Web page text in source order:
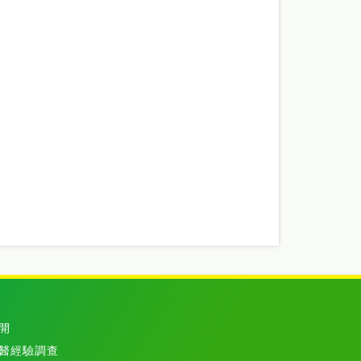
經驗調查